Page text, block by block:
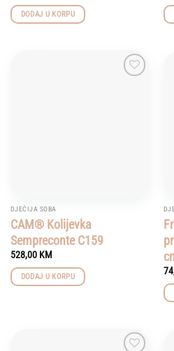
DODAJ U KORPU
DJEČIJA SOBA
CAM® Kolijevka
Sempreconte C159
528,00 KM
DODAJ U KORPU